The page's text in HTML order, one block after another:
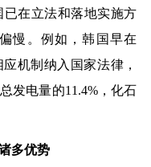
在立法和落地实施方
慢。例如，韩国早在
机制纳入国家法律，
发电量的11.4%，化石
多优势